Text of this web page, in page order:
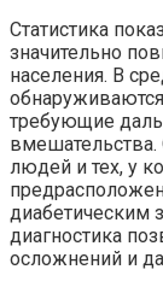
Статистика
значительно
населения. В
требующие
людей и тех, у
диабетическим
диагностика
осложнений и